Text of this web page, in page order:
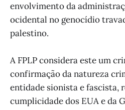
envolvimento da
ocidental no genocídio
palestino.
A FPLP considera este um
confirmação da natureza
entidade sionista e fascista,
cumplicidade dos EUA e da